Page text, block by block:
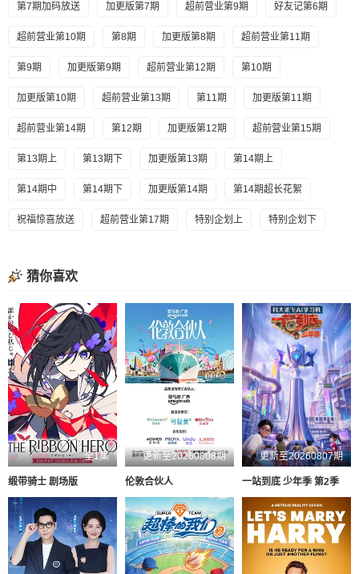
第7期加码放送 加更版第7期 超前营业第9期 好友记第6期
超前营业第10期 第8期 加更版第8期 超前营业第11期
第9期 加更版第9期 超前营业第12期 第10期
加更版第10期 超前营业第13期 第11期 加更版第11期
超前营业第14期 第12期 加更版第12期 超前营业第15期
第13期上 第13期下 加更版第13期 第14期上
第14期中 第14期下 加更版第14期 第14期超长花絮
祝福惊喜放送 超前营业第17期 特别企划上 特别企划下
猜你喜欢
全1集
缎带骑士 剧场版
更新至20260808期
伦敦合伙人
更新至20260807期
一站到底 少年季 第2季